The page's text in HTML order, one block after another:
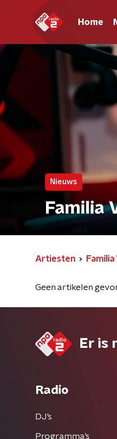
Home
Nieuws
Familia
Artiesten
Geen artikelen
Er is
Radio
DJ’s
Programma's